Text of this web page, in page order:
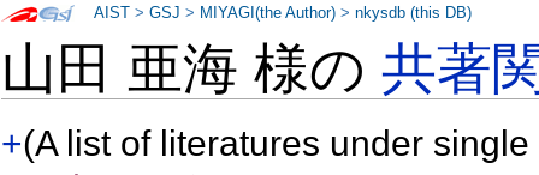
山田 亜海 様の共著
+(A list of literatures under
AIST >GSJ > MIYAGI(the Author) >nkysdb (this DB)